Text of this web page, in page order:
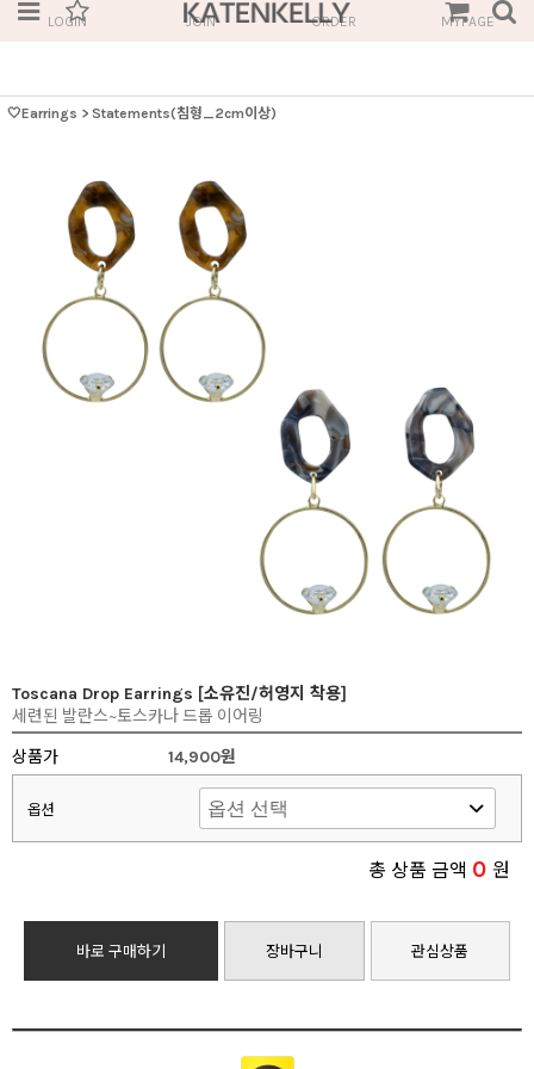
LOGIN JOIN ORDER MYPAGE
🤍Earrings > Statements(침형_2cm이상)
Toscana Drop Earrings [소유진/허영지 착용]
세련된 발란스~토스카나 드롭 이어링
상품가
14,900원
옵션
총 상품 금액 0 원
바로 구매하기 장바구니 관심상품